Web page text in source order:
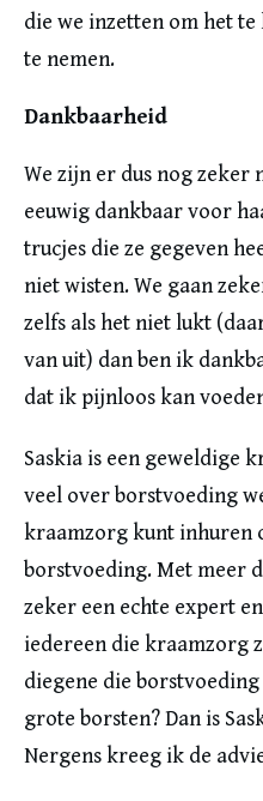
die we inzetten om het
te nemen.
Dankbaarheid
We zijn er dus nog zeker
eeuwig dankbaar voor
trucjes die ze gegeven
niet wisten. We gaan
zelfs als het niet lukt
van uit) dan ben ik
dat ik pijnloos kan
Saskia is een geweldige
veel over borstvoeding
kraamzorg kunt inhuren
borstvoeding. Met meer
zeker een echte expert
iedereen die kraamzorg
diegene die
grote borsten? Dan is
Nergens kreeg ik de